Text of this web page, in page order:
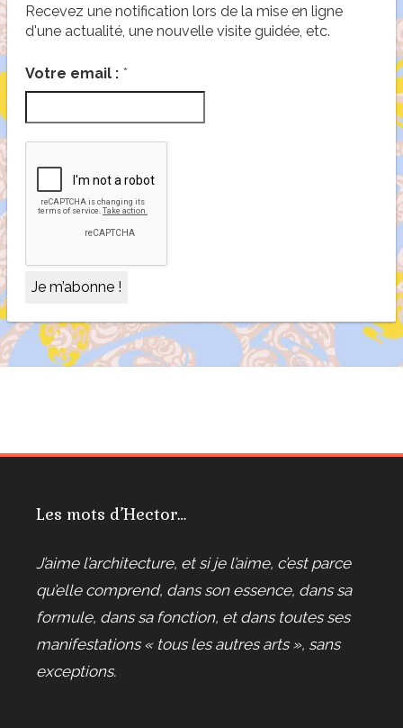
Recevez une notification lors de la mise en ligne
d'une actualité, une nouvelle visite guidée, etc.
Votre email : *
Les mots d’Hector…
J’aime l’architecture, et si je l’aime, c’est parce
qu’elle comprend, dans son essence, dans sa
formule, dans sa fonction, et dans toutes ses
manifestations « tous les autres arts », sans
exceptions.